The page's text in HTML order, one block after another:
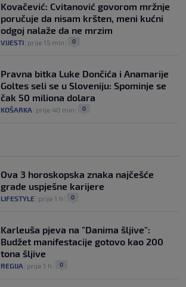
Kovačević: Cvitanović govorom mržnje
poručuje da nisam kršten, meni kućni
odgoj nalaže da ne mrzim
VIJESTI prije 15 min 0
Pravna bitka Luke Dončića i Anamarije
Goltes seli se u Sloveniju: Spominje se
čak 50 miliona dolara
KOŠARKA prije 40 min 0
Ova 3 horoskopska znaka najčešće
grade uspješne karijere
LIFESTYLE prije 1 h 0
Karleuša pjeva na "Danima šljive":
Budžet manifestacije gotovo kao 200
tona šljive
REGIJA prije 1 h 0